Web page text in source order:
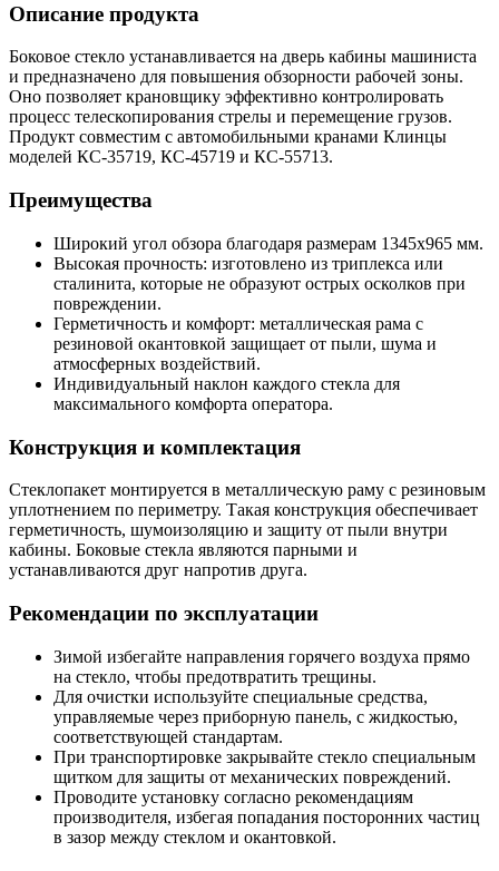
Описание продукта
Боковое стекло устанавливается на дверь кабины машиниста
и предназначено для повышения обзорности рабочей зоны.
Оно позволяет крановщику эффективно контролировать
процесс телескопирования стрелы и перемещение грузов.
Продукт совместим с автомобильными кранами Клинцы
моделей КС-35719, КС-45719 и КС-55713.
Преимущества
Широкий угол обзора благодаря размерам 1345х965 мм.
Высокая прочность: изготовлено из триплекса или
сталинита, которые не образуют острых осколков при
повреждении.
Герметичность и комфорт: металлическая рама с
резиновой окантовкой защищает от пыли, шума и
атмосферных воздействий.
Индивидуальный наклон каждого стекла для
максимального комфорта оператора.
Конструкция и комплектация
Стеклопакет монтируется в металлическую раму с резиновым
уплотнением по периметру. Такая конструкция обеспечивает
герметичность, шумоизоляцию и защиту от пыли внутри
кабины. Боковые стекла являются парными и
устанавливаются друг напротив друга.
Рекомендации по эксплуатации
Зимой избегайте направления горячего воздуха прямо
на стекло, чтобы предотвратить трещины.
Для очистки используйте специальные средства,
управляемые через приборную панель, с жидкостью,
соответствующей стандартам.
При транспортировке закрывайте стекло специальным
щитком для защиты от механических повреждений.
Проводите установку согласно рекомендациям
производителя, избегая попадания посторонних частиц
в зазор между стеклом и окантовкой.